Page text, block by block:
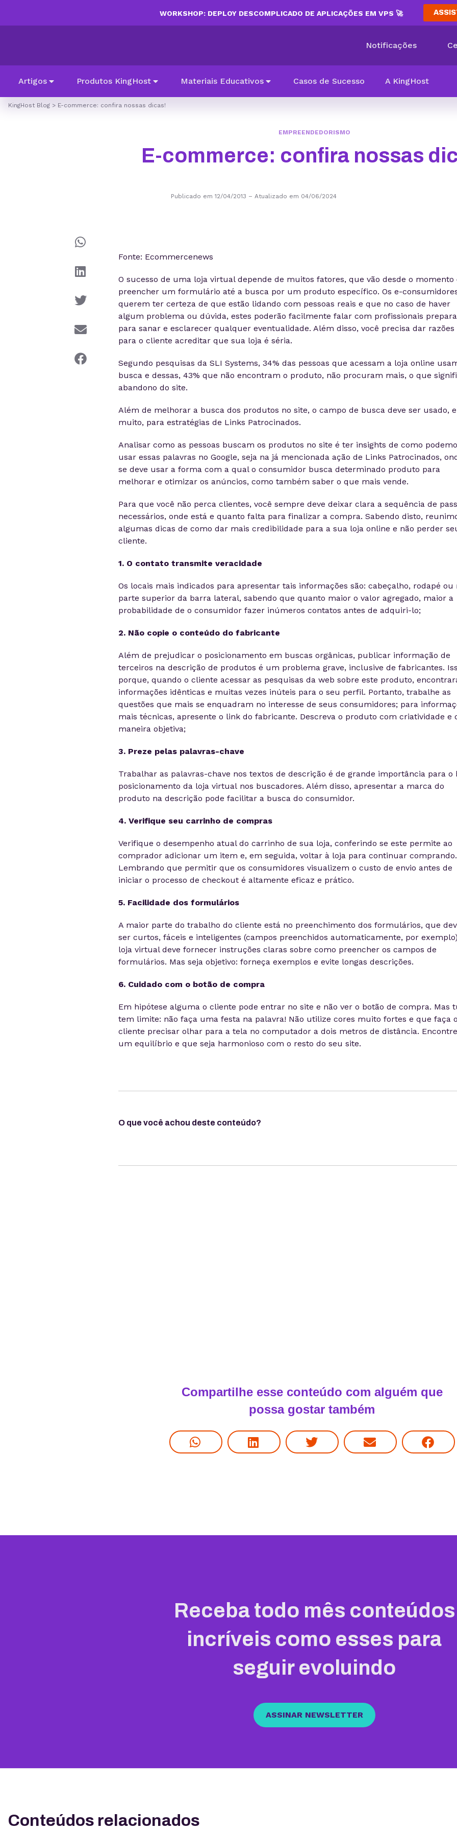
WORKSHOP: DEPLOY DESCOMPLICADO DE APLICAÇÕES EM VPS 🚀
Notificações
Artigos Produtos KingHost Materiais Educativos Casos de Sucesso A KingHost
KingHost Blog > E-commerce: confira nossas dicas!
EMPREENDEDORISMO
E-commerce: confira nossas
Publicado em 12/04/2013 – Atualizado em 04/06/2024
Fonte: Ecommercenews
O sucesso de uma loja virtual depende de muitos fatores, que vão desde o momento
preencher um formulário até a busca por um produto específico. Os e-
querem ter certeza de que estão lidando com pessoas reais e que no caso de haver
algum problema ou dúvida, estes poderão facilmente falar com profissionais
para sanar e esclarecer qualquer eventualidade. Além disso, você precisa dar razões
para o cliente acreditar que sua loja é séria.
Segundo pesquisas da SLI Systems, 34% das pessoas que acessam a loja online
busca e dessas, 43% que não encontram o produto, não procuram mais, o que
abandono do site.
Além de melhorar a busca dos produtos no site, o campo de busca deve ser usado, e
muito, para estratégias de Links Patrocinados.
Analisar como as pessoas buscam os produtos no site é ter insights de como
usar essas palavras no Google, seja na já mencionada ação de Links Patrocinados,
se deve usar a forma com a qual o consumidor busca determinado produto para
melhorar e otimizar os anúncios, como também saber o que mais vende.
Para que você não perca clientes, você sempre deve deixar clara a sequência de
necessários, onde está e quanto falta para finalizar a compra. Sabendo disto,
algumas dicas de como dar mais credibilidade para a sua loja online e não perder
cliente.
1. O contato transmite veracidade
Os locais mais indicados para apresentar tais informações são: cabeçalho, rodapé ou
parte superior da barra lateral, sabendo que quanto maior o valor agregado, maior a
probabilidade de o consumidor fazer inúmeros contatos antes de adquiri-lo;
2. Não copie o conteúdo do fabricante
Além de prejudicar o posicionamento em buscas orgânicas, publicar informação de
terceiros na descrição de produtos é um problema grave, inclusive de fabricantes.
porque, quando o cliente acessar as pesquisas da web sobre este produto,
informações idênticas e muitas vezes inúteis para o seu perfil. Portanto, trabalhe as
questões que mais se enquadram no interesse de seus consumidores; para
mais técnicas, apresente o link do fabricante. Descreva o produto com criatividade e
maneira objetiva;
3. Preze pelas palavras-chave
Trabalhar as palavras-chave nos textos de descrição é de grande importância para o
posicionamento da loja virtual nos buscadores. Além disso, apresentar a marca do
produto na descrição pode facilitar a busca do consumidor.
4. Verifique seu carrinho de compras
Verifique o desempenho atual do carrinho de sua loja, conferindo se este permite ao
comprador adicionar um item e, em seguida, voltar à loja para continuar comprando.
Lembrando que permitir que os consumidores visualizem o custo de envio antes de
iniciar o processo de checkout é altamente eficaz e prático.
5. Facilidade dos formulários
A maior parte do trabalho do cliente está no preenchimento dos formulários, que
ser curtos, fáceis e inteligentes (campos preenchidos automaticamente, por
loja virtual deve fornecer instruções claras sobre como preencher os campos de
formulários. Mas seja objetivo: forneça exemplos e evite longas descrições.
6. Cuidado com o botão de compra
Em hipótese alguma o cliente pode entrar no site e não ver o botão de compra. Mas
tem limite: não faça uma festa na palavra! Não utilize cores muito fortes e que faça o
cliente precisar olhar para a tela no computador a dois metros de distância. Encontre
um equilíbrio e que seja harmonioso com o resto do seu site.
O que você achou deste conteúdo?
Compartilhe esse conteúdo com alguém que
possa gostar também
Receba todo mês conteúdos
incríveis como esses para
seguir evoluindo
ASSINAR NEWSLETTER
Conteúdos relacionados